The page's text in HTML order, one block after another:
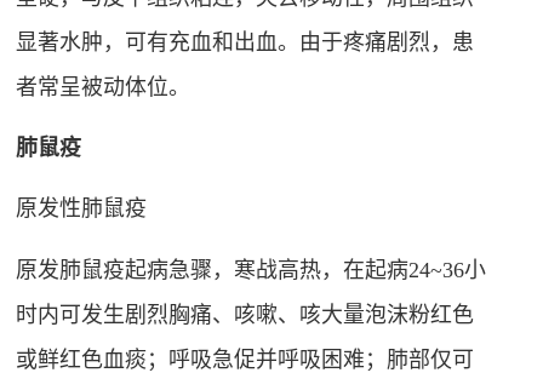
显著水肿，可有充血和出血。由于疼痛剧烈，患
者常呈被动体位。
肺鼠疫
原发性肺鼠疫
原发肺鼠疫起病急骤，寒战高热，在起病24~36小
时内可发生剧烈胸痛、咳嗽、咳大量泡沫粉红色
或鲜红色血痰；呼吸急促并呼吸困难；肺部仅可